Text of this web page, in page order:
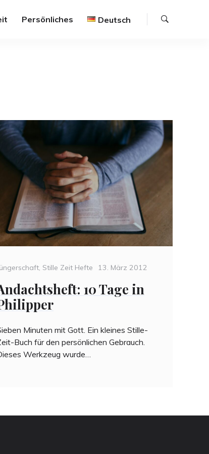
Persönliches Deutsch
, Stille Zeit Hefte
Posted
13. März 2012
10 Tage in
Minuten mit Gott. Ein kleines Stille-
Buch für den persönlichen Gebrauch.
Werkzeug wurde…